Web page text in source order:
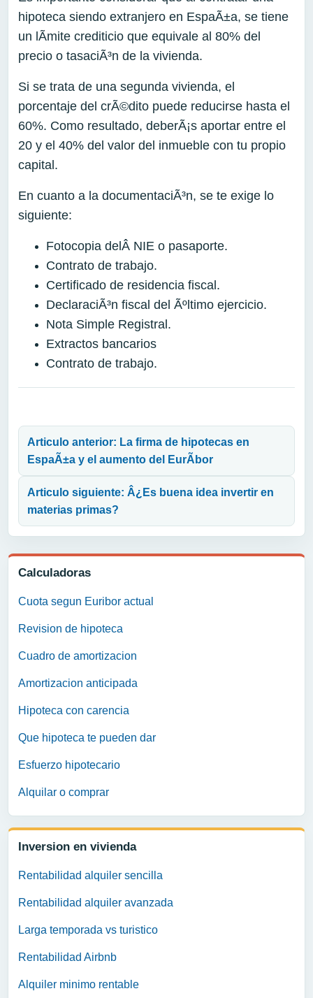
Calculadoras
Cuota segun Euribor actual
Revision de hipoteca
Cuadro de amortizacion
Amortizacion anticipada
Hipoteca con carencia
Que hipoteca te pueden dar
Esfuerzo hipotecario
Alquilar o comprar
Inversion en vivienda
Rentabilidad alquiler sencilla
Rentabilidad alquiler avanzada
Larga temporada vs turistico
Rentabilidad Airbnb
Alquiler minimo rentable
hipoteca siendo extranjero en EspaÃ±a, se tiene
un lÃ­mite crediticio que equivale al 80% del
precio o tasaciÃ³n de la vivienda.
Si se trata de una segunda vivienda, el
porcentaje del crÃ©dito puede reducirse hasta el
60%. Como resultado, deberÃ¡s aportar entre el
20 y el 40% del valor del inmueble con tu propio
capital.
En cuanto a la documentaciÃ³n, se te exige lo
siguiente:
Fotocopia delÂ NIE o pasaporte.
Contrato de trabajo.
Certificado de residencia fiscal.
DeclaraciÃ³n fiscal del Ãºltimo ejercicio.
Nota Simple Registral.
Extractos bancarios
Contrato de trabajo.
Articulo anterior: La firma de hipotecas en
EspaÃ±a y el aumento del EurÃ­bor
Articulo siguiente: Â¿Es buena idea invertir en
materias primas?